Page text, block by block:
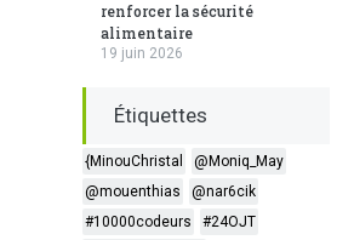
renforcer la sécurité
alimentaire
19 juin 2026
Étiquettes
{MinouChristal
@Moniq_May
@mouenthias
@nar6cik
#10000codeurs
#24OJT